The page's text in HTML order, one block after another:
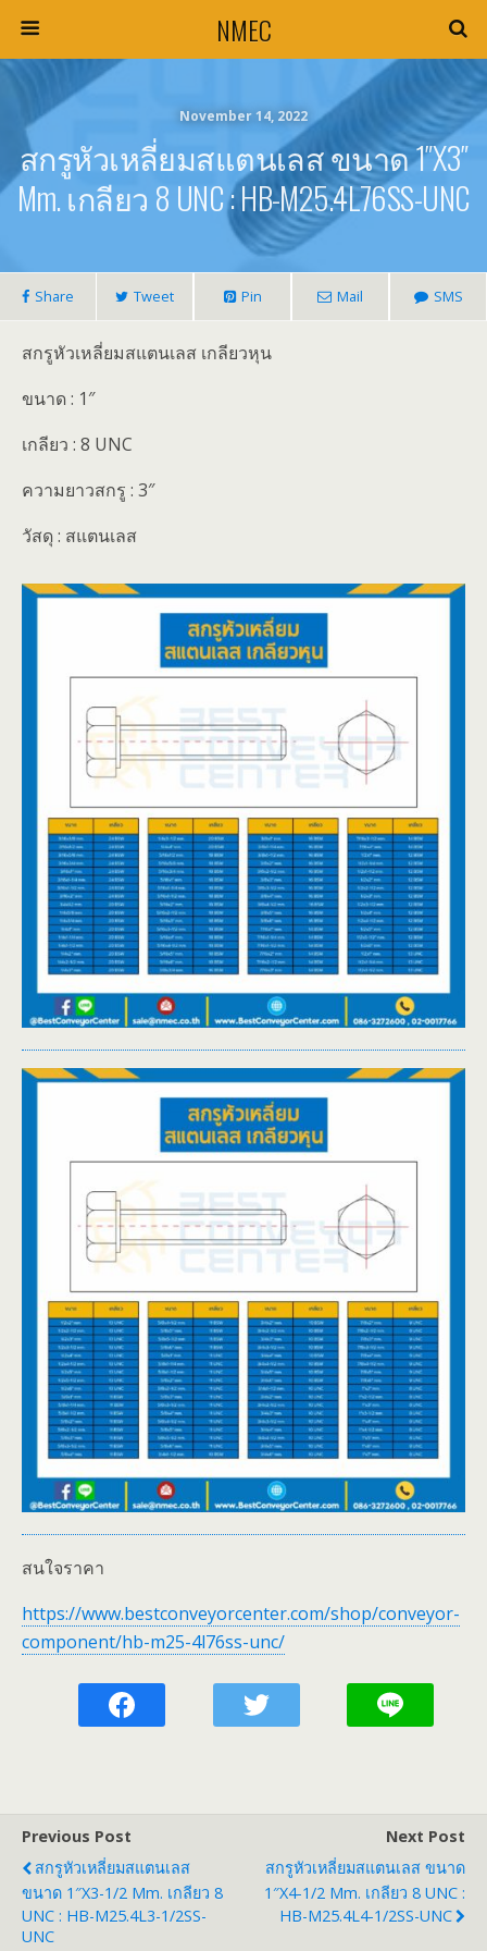
NMEC
November 14, 2022
สกรูหัวเหลี่ยมสแตนเลส ขนาด 1″x3″
Mm. เกลียว 8 UNC : HB-M25.4L76SS-UNC
Share Tweet Pin Mail SMS
สกรูหัวเหลี่ยมสแตนเลส เกลียวหุน
ขนาด : 1″
เกลียว : 8 UNC
ความยาวสกรู : 3″
วัสดุ : สแตนเลส
สนใจราคา
https://www.bestconveyorcenter.com/shop/conveyor-
component/hb-m25-4l76ss-unc/
Previous Post
สกรูหัวเหลี่ยมสแตนเลส
ขนาด 1″x3-1/2 Mm. เกลียว 8
UNC : HB-M25.4L3-1/2SS-
UNC
Next Post
สกรูหัวเหลี่ยมสแตนเลส ขนาด
1″x4-1/2 Mm. เกลียว 8 UNC :
HB-M25.4L4-1/2SS-UNC